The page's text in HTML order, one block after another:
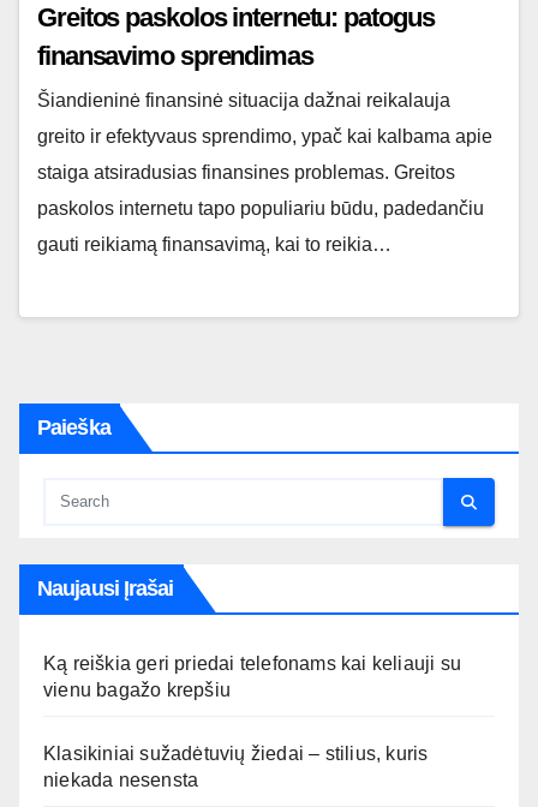
Greitos paskolos internetu: patogus
finansavimo sprendimas
Šiandieninė finansinė situacija dažnai reikalauja
greito ir efektyvaus sprendimo, ypač kai kalbama apie
staiga atsiradusias finansines problemas. Greitos
paskolos internetu tapo populiariu būdu, padedančiu
gauti reikiamą finansavimą, kai to reikia…
Paieška
Naujausi Įrašai
Ką reiškia geri priedai telefonams kai keliauji su
vienu bagažo krepšiu
Klasikiniai sužadėtuvių žiedai – stilius, kuris
niekada nesensta